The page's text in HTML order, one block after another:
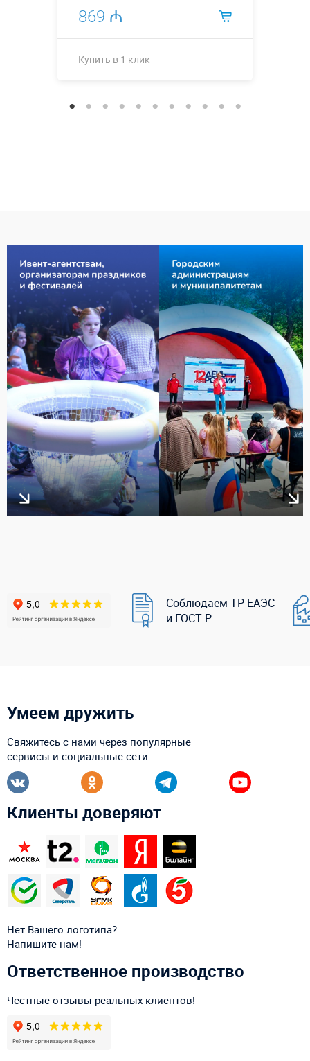
869 ₼
Купить в 1 клик
Соблюдаем ТР ЕАЭС
и ГОСТ Р
Умеем дружить
Свяжитесь с нами через популярные
сервисы и социальные сети:
Клиенты доверяют
Нет Вашего логотипа?
Напишите нам!
Ответственное производство
Честные отзывы реальных клиентов!